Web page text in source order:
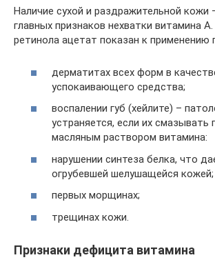
Наличие сухой и раздражительной кожи
главных признаков нехватки витамина
ретинола ацетат показан к применению
дерматитах всех форм в
успокаивающего средства;
воспалении губ (хейлите) –
устраняется, если их смазывать
масляным раствором витамина:
нарушении синтеза белка, что
огрубевшей шелушащейся кожей;
первых морщинах;
трещинах кожи.
Признаки дефицита витамина